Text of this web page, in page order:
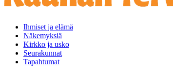
Ihmiset ja elämä
Näkemyksiä
Kirkko ja usko
Seurakunnat
Tapahtumat